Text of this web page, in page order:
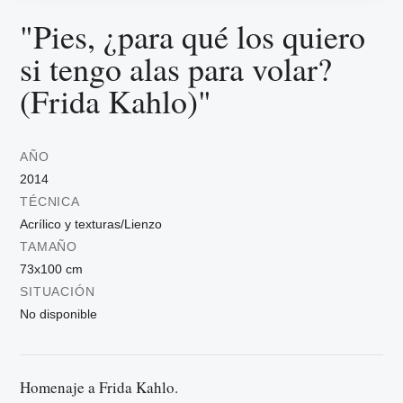
"Pies, ¿para qué los quiero
si tengo alas para volar?
(Frida Kahlo)"
AÑO
2014
TÉCNICA
Acrílico y texturas/Lienzo
TAMAÑO
73x100 cm
SITUACIÓN
No disponible
Homenaje a Frida Kahlo.